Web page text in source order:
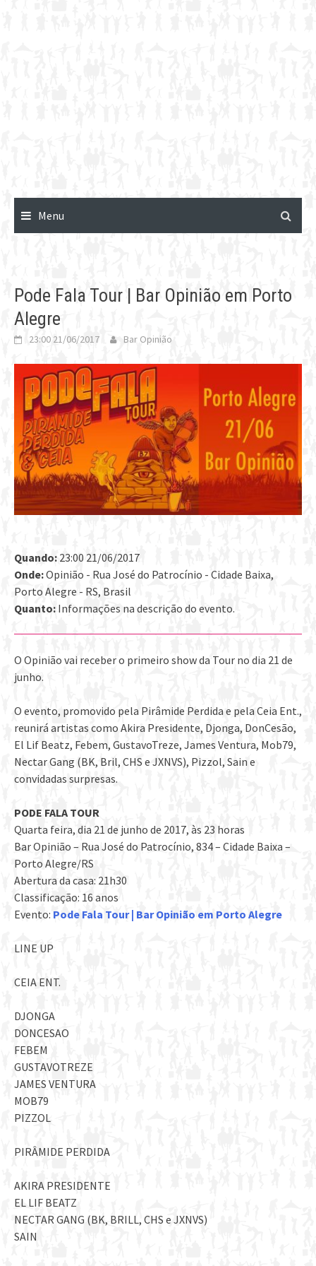
Menu
Pode Fala Tour | Bar Opinião em Porto
Alegre
23:00 21/06/2017 Bar Opinião
Quando: 23:00 21/06/2017
Onde:Opinião - Rua José do Patrocínio - Cidade Baixa,
Porto Alegre - RS, Brasil
Quanto: Informações na descrição do evento.
O Opinião vai receber o primeiro show da Tour no dia 21 de
junho.
O evento, promovido pela Pirâmide Perdida e pela Ceia Ent.,
reunirá artistas como Akira Presidente, Djonga, DonCesão,
El Lif Beatz, Febem, GustavoTreze, James Ventura, Mob79,
Nectar Gang (BK, Bril, CHS e JXNVS), Pizzol, Sain e
convidadas surpresas.
PODE FALA TOUR
Quarta feira, dia 21 de junho de 2017, às 23 horas
Bar Opinião – Rua José do Patrocínio, 834 – Cidade Baixa –
Porto Alegre/RS
Abertura da casa: 21h30
Classificação: 16 anos
Evento: Pode Fala Tour | Bar Opinião em Porto Alegre
LINE UP
CEIA ENT.
DJONGA
DONCESAO
FEBEM
GUSTAVOTREZE
JAMES VENTURA
MOB79
PIZZOL
PIRÂMIDE PERDIDA
AKIRA PRESIDENTE
EL LIF BEATZ
NECTAR GANG (BK, BRILL, CHS e JXNVS)
SAIN